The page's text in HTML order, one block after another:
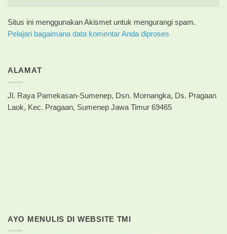
Situs ini menggunakan Akismet untuk mengurangi spam.
Pelajari bagaimana data komentar Anda diproses
ALAMAT
Jl. Raya Pamekasan-Sumenep, Dsn. Mornangka, Ds. Pragaan
Laok, Kec. Pragaan, Sumenep Jawa Timur 69465
AYO MENULIS DI WEBSITE TMI